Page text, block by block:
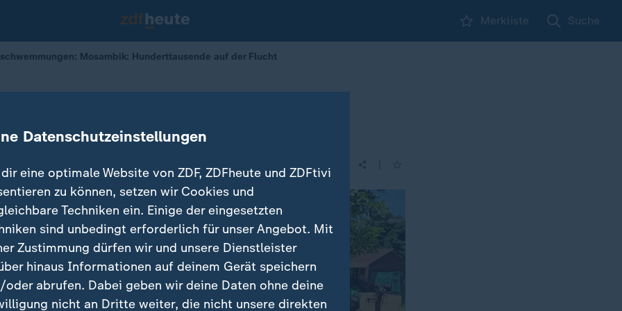
Merkliste Suche
Mosambik: Hunderttausende auf der Flucht
auf der Flucht
Datenschutzeinstellungen
eine optimale Website von ZDF, ZDFheute und ZDFtivi
zu können, setzen wir Cookies und
Techniken ein. Einige der eingesetzten
sind unbedingt erforderlich für unser Angebot. Mit
Zustimmung dürfen wir und unsere Dienstleister
hinaus Informationen auf deinem Gerät speichern
oder abrufen. Dabei geben wir deine Daten ohne deine
nicht an Dritte weiter, die nicht unsere direkten